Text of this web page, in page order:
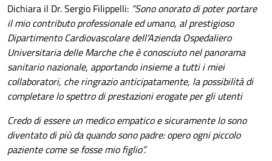
Dichiara il Dr. Sergio Filippelli: “Sono onorato di poter portare
il mio contributo professionale ed umano, alprestigioso
Dipartimento Cardiovascolare dell’Azienda Ospedaliero
Universitaria delle Marche che è conosciuto nel panorama
sanitario nazionale, apportando insieme a tutti i miei
collaboratori, che ringrazio anticipatamente, la possibilità di
completare lo spettro di prestazioni erogate per gli utenti
Credo di essere un medico empatico e sicuramente lo sono
diventato di più da quando sono padre: opero ogni piccolo
paziente come se fosse mio figlio”.